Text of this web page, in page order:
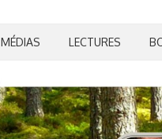
MÉDIAS LECTURES